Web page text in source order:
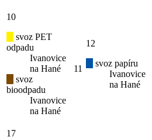
10
svoz PET
odpadu
Ivanovice
na Hané
svoz
bioodpadu
Ivanovice
na Hané
11
12
svoz papíru
Ivanovice
na Hané
17